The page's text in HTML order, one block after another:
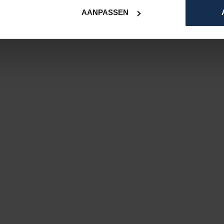
AANPASSEN
dat nog tegenwoordig?